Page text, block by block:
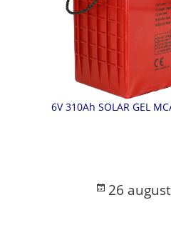
6V 310Ah SOLAR GEL
Posted
26